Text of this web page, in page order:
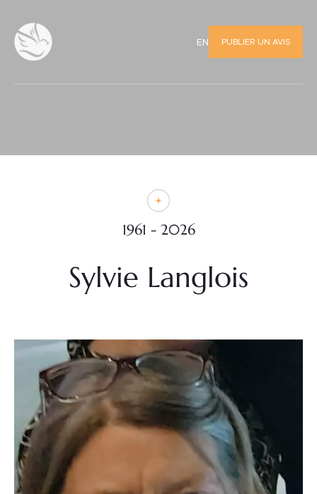
EN PUBLIER UN AVIS
1961 - 2026
Sylvie Langlois